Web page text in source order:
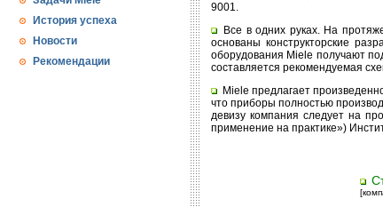
История успеха
Новости
Рекомендации
9001.
Все в одних руках. На
основаны конструкторские
оборудования Miele получают
составляется рекомендуемая
Miele предлагает
что приборы полностью
девизу компания следует на
применение на практике»)